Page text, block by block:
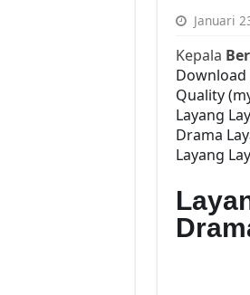
Januari
Kepala
Download
Quality
Layang
Drama
Layang